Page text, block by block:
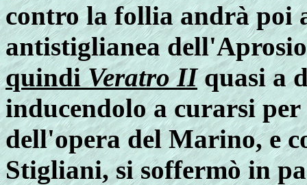
contro la follia andrà poi
antistiglianea
quindiVeratro IIquasi a
inducendolo a curarsi per
dell'opera del Marino, e
Stigliani, si soffermò in